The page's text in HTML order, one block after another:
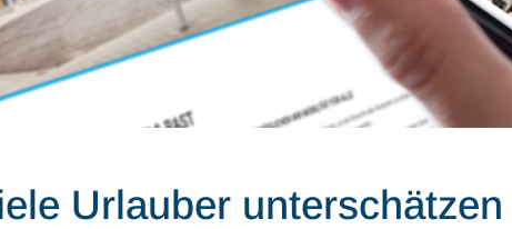
Urlauber unterschätzen